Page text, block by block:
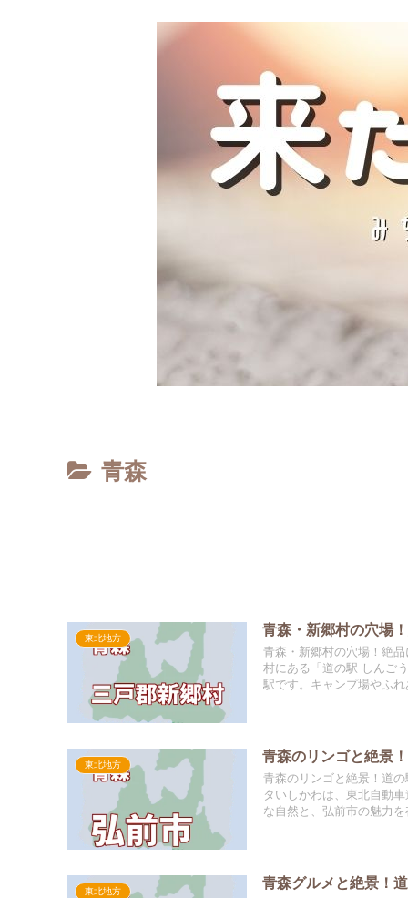
青森
東北地方
青森・新郷村の穴場
青森・新郷村の穴場！絶
村にある「道の駅 しんご
駅です。キャンプ場やふ
東北地方
青森のリンゴと絶景
青森のリンゴと絶景！道
タいしかわは、東北自動
な自然と、弘前市の魅力
東北地方
青森グルメと絶景！